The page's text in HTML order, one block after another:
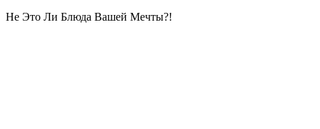
Не Это Ли Блюда Вашей Мечты?!